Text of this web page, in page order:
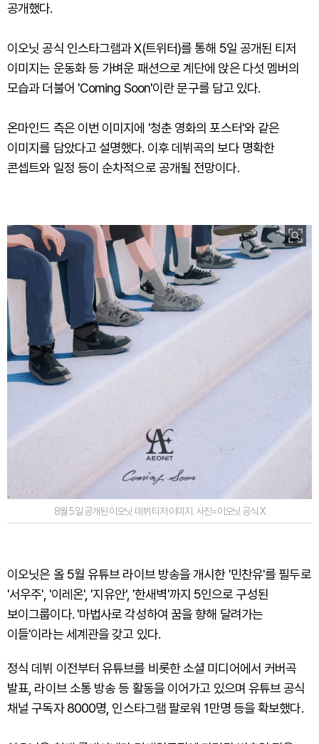
공개했다.
이오닛 공식 인스타그램과 X(트위터)를 통해 5일 공개된 티저
이미지는 운동화 등 가벼운 패션으로 계단에 앉은 다섯 멤버의
모습과 더불어 'Coming Soon'이란 문구를 담고 있다.
온마인드 측은 이번 이미지에 '청춘 영화의 포스터'와 같은
이미지를 담았다고 설명했다. 이후 데뷔곡의 보다 명확한
콘셉트와 일정 등이 순차적으로 공개될 전망이다.
8월 5일 공개된 이오닛 데뷔 티저 이미지. 사진=이오닛 공식 X
이오닛은 올 5월 유튜브 라이브 방송을 개시한 '민찬유'를 필두로
'서우주', '이레온', '지유안', '한새벽'까지 5인으로 구성된
보이그룹이다. '마법사로 각성하여 꿈을 향해 달려가는
이들'이라는 세계관을 갖고 있다.
정식 데뷔 이전부터 유튜브를 비롯한 소셜 미디어에서 커버곡
발표, 라이브 소통 방송 등 활동을 이어가고 있으며 유튜브 공식
채널 구독자 8000명, 인스타그램 팔로워 1만명 등을 확보했다.